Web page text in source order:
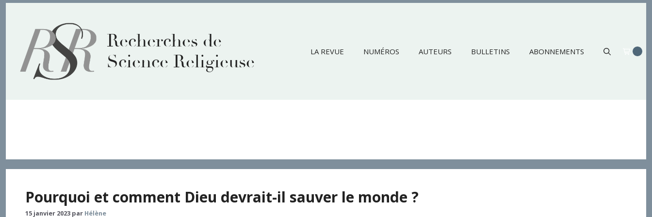
contenu
Recherches de
Science Religieuse
LA REVUE NUMÉROS AUTEURS BULLETINS ABONNEMENTS
Pourquoi et comment Dieu devrait-il sauver le monde ?
15 janvier 2023 par Hélène